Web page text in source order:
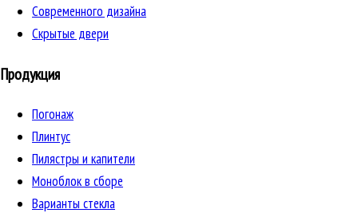
Cовременного дизайна
Скрытые двери
Продукция
Погонаж
Плинтус
Пилястры и капители
Моноблок в сборе
Варианты стекла